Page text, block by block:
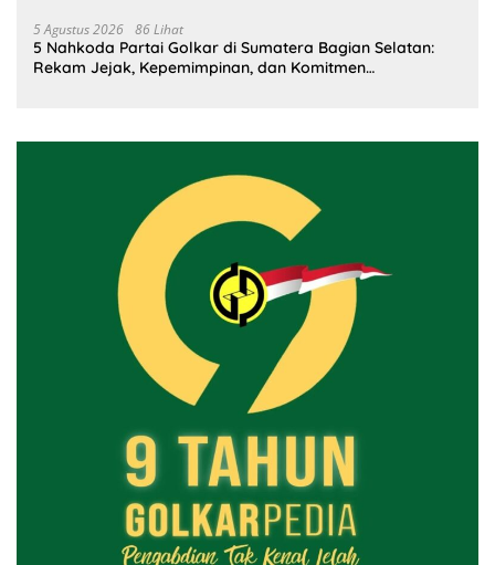
5 Agustus 2026 86 Lihat
5 Nahkoda Partai Golkar di Sumatera Bagian Selatan:
Rekam Jejak, Kepemimpinan, dan Komitmen